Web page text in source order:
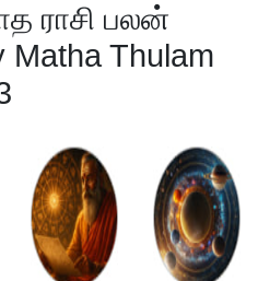
ராசி பலன்
Matha Thulam